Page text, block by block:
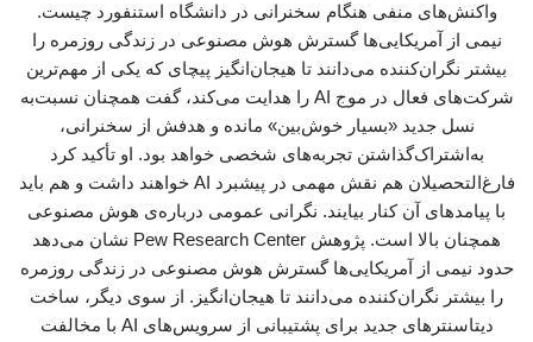
واکنش‌های منفی هنگام سخنرانی در دانشگاه استنفورد چیست.
نیمی از آمریکایی‌ها گسترش هوش مصنوعی در زندگی روزمره را
بیشتر نگران‌کننده می‌دانند تا هیجان‌انگیز پیچای که یکی از مهم‌ترین
شرکت‌های فعال در موج AI را هدایت می‌کند، گفت همچنان نسبت‌به
نسل جدید «بسیار خوش‌بین» مانده و هدفش از سخنرانی،
به‌اشتراک‌گذاشتن تجربه‌های شخصی خواهد بود. او تأکید کرد
فارغ‌التحصیلان هم نقش مهمی در پیشبرد AI خواهند داشت و هم باید
با پیامدهای آن کنار بیایند. نگرانی عمومی درباره‌ی هوش مصنوعی
همچنان بالا است. پژوهش ‌Pew Research Center نشان می‌دهد
حدود نیمی از آمریکایی‌ها گسترش هوش مصنوعی در زندگی روزمره
را بیشتر نگران‌کننده می‌دانند تا هیجان‌انگیز. از سوی دیگر، ساخت
دیتاسنترهای جدید برای پشتیبانی از سرویس‌های AI با مخالفت